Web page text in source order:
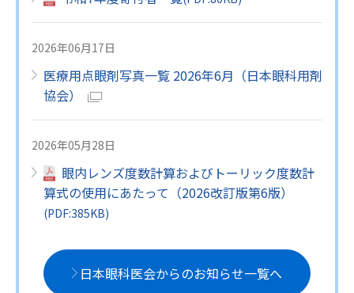
2026年06月17日
医療用点眼剤写真一覧 2026年6月（日本眼科用剤
協会）
2026年05月28日
眼内レンズ度数計算およびトーリック度数計
算式の使用にあたって（2026改訂版第6版）
(PDF:385KB)
日本眼科医会からのお知らせ一覧へ